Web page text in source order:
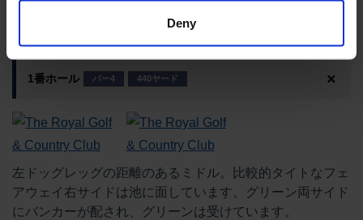
Deny
1番ホール パー4 440ヤード
左ドッグレッグの距離のあるミドル。比較的タイトなフェ
アウェイ右サイドは池に面しています。グリーン両サイド
にバンカーが配され、グリーンは受けています。